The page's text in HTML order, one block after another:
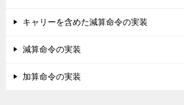
キャリーを含めた減算命令の実装
減算命令の実装
加算命令の実装